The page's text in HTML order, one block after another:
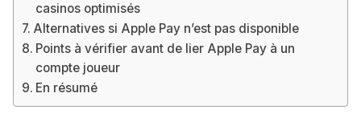
casinos optimisés
Alternatives si Apple Pay n’est pas disponible
Points à vérifier avant de lier Apple Pay à un
compte joueur
En résumé